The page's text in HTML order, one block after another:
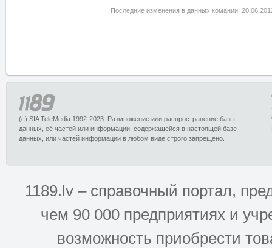
Последние изменения в данных комании:
(c) SIA TeleMedia 1992-2023. Размножение или распространение базы
данных, её частей или информации, содержащейся в настоящей базе
данных, или частей информации в любом виде строго запрещено.
1189.lv – справочный портал,
чем 90 000 предприятиях и
возможность приобрести